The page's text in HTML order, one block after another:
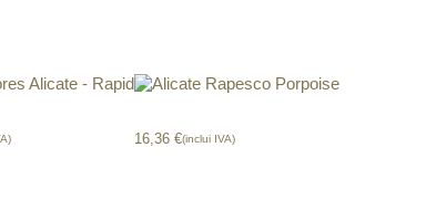
16,36 €(inclui IVA)